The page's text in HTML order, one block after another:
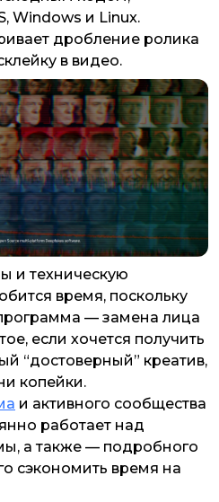
Windows и Linux.
дробление ролика
в видео.
и техническую
время, поскольку
— замена лица
если хочется получить
“достоверный” креатив,
копейки.
и активного сообщества
работает над
а также — подробного
сэкономить время на